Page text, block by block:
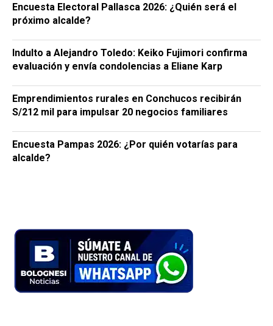
Encuesta Electoral Pallasca 2026: ¿Quién será el
próximo alcalde?
Indulto a Alejandro Toledo: Keiko Fujimori confirma
evaluación y envía condolencias a Eliane Karp
Emprendimientos rurales en Conchucos recibirán
S/212 mil para impulsar 20 negocios familiares
Encuesta Pampas 2026: ¿Por quién votarías para
alcalde?